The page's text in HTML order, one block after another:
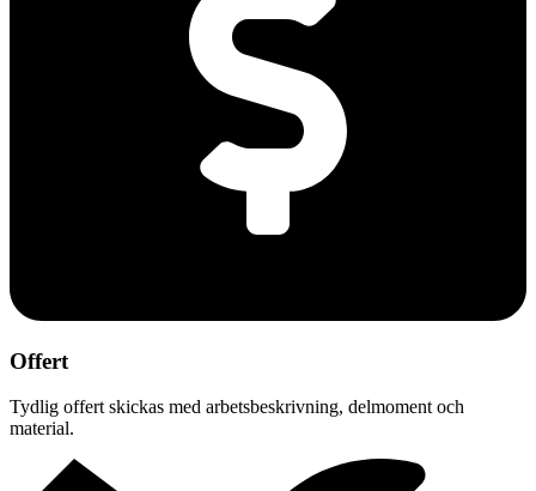
Offert
Tydlig offert skickas med arbetsbeskrivning, delmoment och
material.